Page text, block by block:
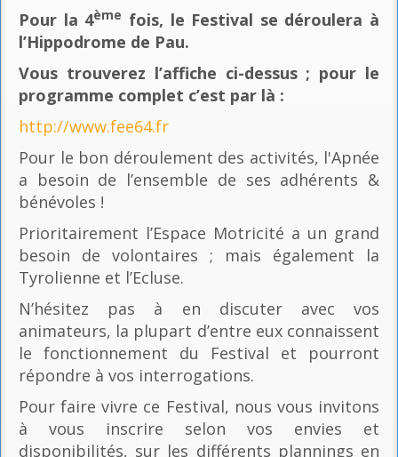
Pour la 4ème fois, le Festival se déroulera à
l’Hippodrome de Pau.
Vous trouverez l’affiche ci-dessus ; pour le
programme complet c’est par là :
http://www.fee64.fr
Pour le bon déroulement des activités, l'Apnée
a besoin de l’ensemble de ses adhérents &
bénévoles !
Prioritairement l’Espace Motricité a un grand
besoin de volontaires ; mais également la
Tyrolienne et l’Ecluse.
N’hésitez pas à en discuter avec vos
animateurs, la plupart d’entre eux connaissent
le fonctionnement du Festival et pourront
répondre à vos interrogations.
Pour faire vivre ce Festival, nous vous invitons
à vous inscrire selon vos envies et
disponibilités, sur les différents plannings en